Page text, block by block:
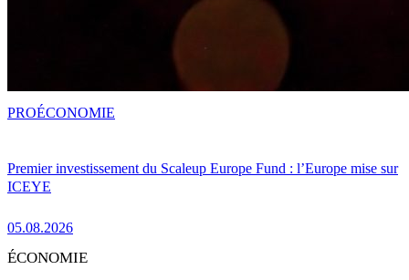
Premier investissement du Scaleup Europe Fund : l’Europe mise sur
ICEYE
05.08.2026
PROÉCONOMIE
ÉCONOMIE